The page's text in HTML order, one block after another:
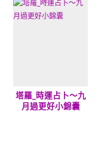
塔羅_時運占卜～九
月過更好小錦囊